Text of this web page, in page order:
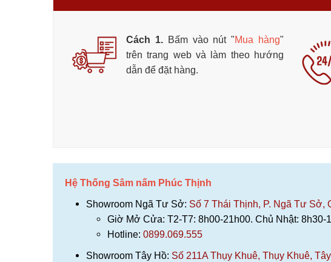
Cách 1.Bấm vào nút "Mua hàng"
trên trang web và làm theo hướng
dẫn để đặt hàng.
Hệ Thống Sâm nấm Phúc Thịnh
Showroom Ngã Tư Sở: Số 7 Thái Thịnh, P. Ngã Tư Sở,
Giờ Mở Cửa: T2-T7: 8h00-21h00. Chủ Nhật: 8h30-
Hotline: 0899.069.555
Showroom Tây Hồ: Số 211A Thụy Khuê, Thụy Khuê,